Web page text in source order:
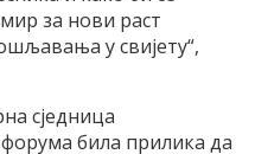
за нови раст
у свијету“,
сједница
била прилика да